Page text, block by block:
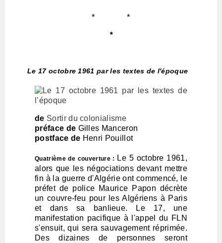
* *
*
Le 17 octobre 1961 par les textes de l'époque
de Sortir du colonialisme
préface de Gilles Manceron
postface de Henri Pouillot
Quatrième de couverture :
Le 5 octobre 1961,
alors que les négociations devant mettre
fin à la guerre d'Algérie ont commencé, le
préfet de police Maurice Papon décrète
un couvre-feu pour les Algériens à Paris
et dans sa banlieue. Le 17, une
manifestation pacifique à l'appel du FLN
s'ensuit, qui sera sauvagement réprimée.
Des dizaines de personnes seront